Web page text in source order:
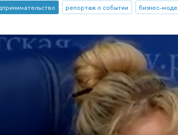
репортаж о событии бизнес-